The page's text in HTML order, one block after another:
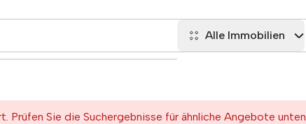
Alle Immobilien
Sie die Suchergebnisse für ähnliche Angebote unten